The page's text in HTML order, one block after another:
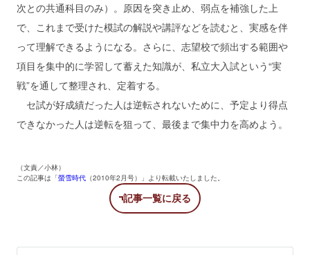
次との共通科目のみ）。原因を突き止め、弱点を補強した上
で、これまで受けた模試の解説や講評などを読むと、実感を伴
って理解できるようになる。さらに、志望校で頻出する範囲や
項目を集中的に学習して蓄えた知識が、私立大入試という“実
戦”を通して整理され、定着する。
セ試が好成績だった人は逆転されないために、予定より得点
できなかった人は逆転を狙って、最後まで集中力を高めよう。
（文責／小林）
この記事は「螢雪時代 （2010年2月号）」より転載いたしました。
記事一覧に戻る